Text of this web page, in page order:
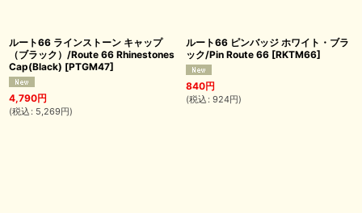
ルート66 ラインストーン キャップ
（ブラック）/Route 66 Rhinestones
Cap(Black) [PTGM47]
4,790円
(税込 : 5,269円)
ルート66 ピンバッジ ホワイト・ブラ
ック/Pin Route 66 [RKTM66]
840円
(税込 : 924円)